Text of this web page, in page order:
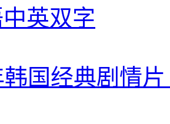
英双字
韩国经典剧情